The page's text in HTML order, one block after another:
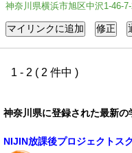
神奈川県横浜市旭区中沢1-46-
1 - 2 ( 2 件中 )
神奈川県に登録された最新
NIJIN放課後プロジェクトス